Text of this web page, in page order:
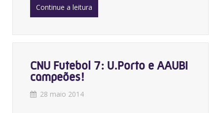
Continue a leitura
CNU Futebol 7: U.Porto e AAUBI
campeões!
28 maio 2014